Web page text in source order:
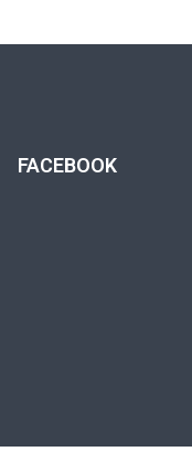
FACEBOOK